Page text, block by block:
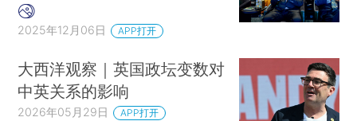
2025年12月06日 APP打开
大西洋观察｜英国政坛变数对
中英关系的影响
2026年05月29日 APP打开